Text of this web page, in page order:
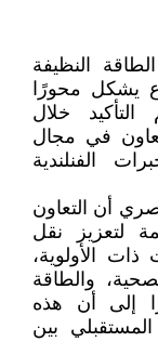
النظيفة
يشكل محورًا
التأكيد خلال
في مجال
الفنلندية
أن التعاون
لتعزيز نقل
ذات الأولوية،
والطاقة
إلى أن هذه
بين